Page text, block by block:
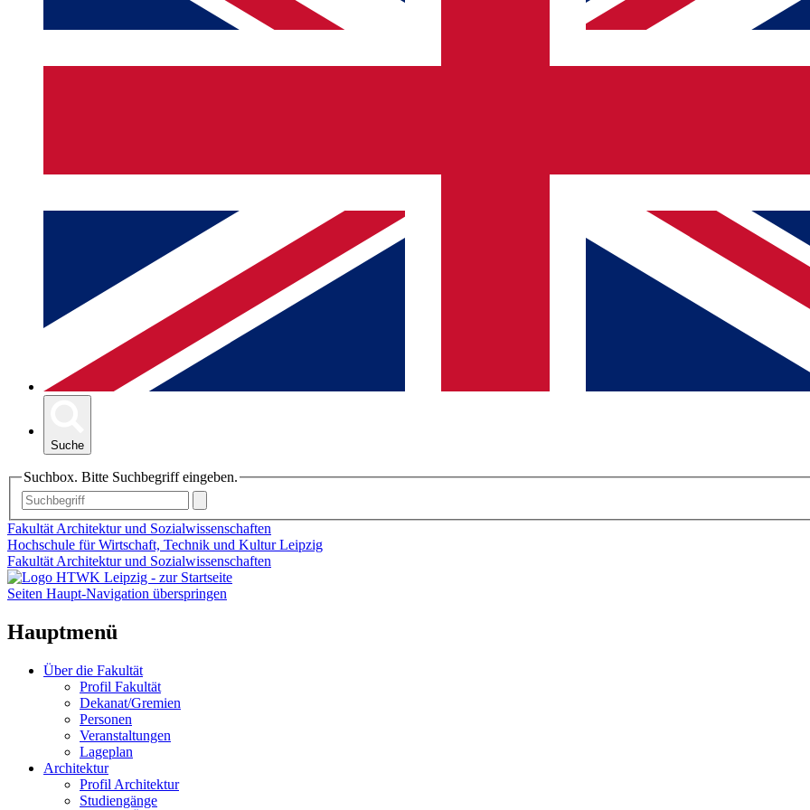
Suche
Suchbox. Bitte Suchbegriff eingeben.
Fakultät Architektur und Sozialwissenschaften
Hochschule für Wirtschaft, Technik und Kultur Leipzig
Fakultät Architektur und Sozialwissenschaften
Seiten Haupt-Navigation überspringen
Hauptmenü
Über die Fakultät
Profil Fakultät
Dekanat/Gremien
Personen
Veranstaltungen
Lageplan
Architektur
Profil Architektur
Studiengänge